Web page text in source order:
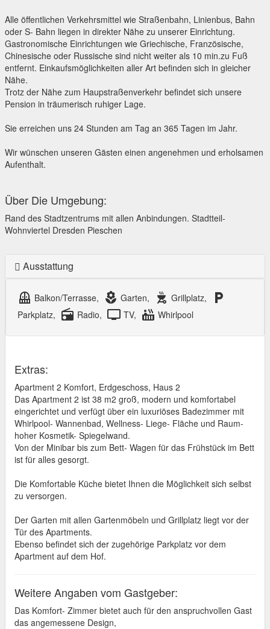
Alle öffentlichen Verkehrsmittel wie Straßenbahn, Linienbus, Bahn
oder S- Bahn liegen in direkter Nähe zu unserer Einrichtung.
Gastronomische Einrichtungen wie Griechische, Französische,
Chinesische oder Russische sind nicht weiter als 10 min.zu Fuß
entfernt. Einkaufsmöglichkeiten aller Art befinden sich in gleicher
Nähe.
Trotz der Nähe zum Haupstraßenverkehr befindet sich unsere
Pension in träumerisch ruhiger Lage.
Sie erreichen uns 24 Stunden am Tag an 365 Tagen im Jahr.
Wir wünschen unseren Gästen einen angenehmen und erholsamen
Aufenthalt.
Über Die Umgebung:
Rand des Stadtzentrums mit allen Anbindungen. Stadtteil-
Wohnviertel Dresden Pieschen
Ausstattung
balcony Balkon/Terrasse, local_florist Garten, outdoor_grill Grillplatz, local_parking
Parkplatz, radio Radio, tv TV, hot_tub Whirlpool
Extras:
Apartment 2 Komfort, Erdgeschoss, Haus 2
Das Apartment 2 ist 38 m2 groß, modern und komfortabel
eingerichtet und verfügt über ein luxuriöses Badezimmer mit
Whirlpool- Wannenbad, Wellness- Liege- Fläche und Raum-
hoher Kosmetik- Spiegelwand.
Von der Minibar bis zum Bett- Wagen für das Frühstück im Bett
ist für alles gesorgt.
Die Komfortable Küche bietet Ihnen die Möglichkeit sich selbst
zu versorgen.
Der Garten mit allen Gartenmöbeln und Grillplatz liegt vor der
Tür des Apartments.
Ebenso befindet sich der zugehörige Parkplatz vor dem
Apartment auf dem Hof.
Weitere Angaben vom Gastgeber:
Das Komfort- Zimmer bietet auch für den anspruchvollen Gast
das angemessene Design,